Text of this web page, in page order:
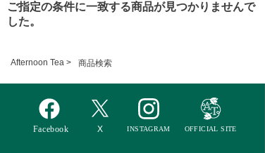
ご指定の条件に一致する商品が見つかりませんで
した。
Afternoon Tea > 商品検索